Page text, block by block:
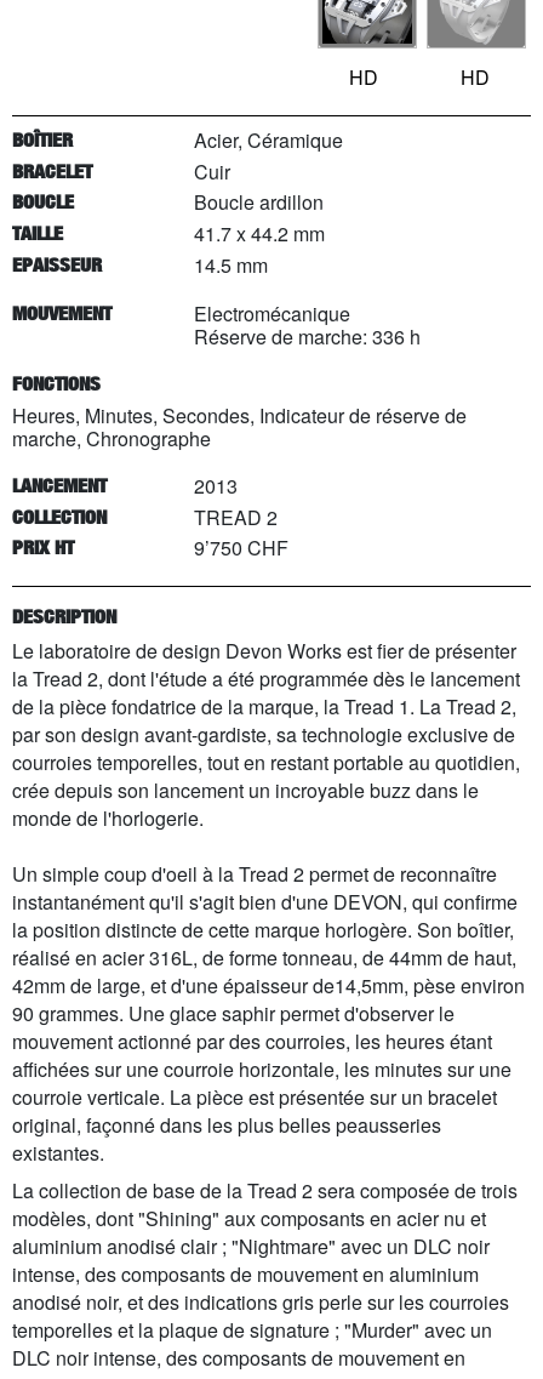
HD HD
BOÎTIER Acier, Céramique
BRACELET Cuir
BOUCLE Boucle ardillon
TAILLE 41.7 x 44.2 mm
EPAISSEUR 14.5 mm
MOUVEMENT
Electromécanique
Réserve de marche: 336 h
FONCTIONS
Heures, Minutes, Secondes, Indicateur de réserve de
marche, Chronographe
LANCEMENT 2013
COLLECTION TREAD 2
PRIX HT 9’750 CHF
DESCRIPTION
Le laboratoire de design Devon Works est fier de présenter
la Tread 2, dont l'étude a été programmée dès le lancement
de la pièce fondatrice de la marque, la Tread 1. La Tread 2,
par son design avant-gardiste, sa technologie exclusive de
courroies temporelles, tout en restant portable au quotidien,
crée depuis son lancement un incroyable buzz dans le
monde de l'horlogerie.
Un simple coup d'oeil à la Tread 2 permet de reconnaître
instantanément qu'il s'agit bien d'une DEVON, qui confirme
la position distincte de cette marque horlogère. Son boîtier,
réalisé en acier 316L, de forme tonneau, de 44mm de haut,
42mm de large, et d'une épaisseur de14,5mm, pèse environ
90 grammes. Une glace saphir permet d'observer le
mouvement actionné par des courroies, les heures étant
affichées sur une courroie horizontale, les minutes sur une
courroie verticale. La pièce est présentée sur un bracelet
original, façonné dans les plus belles peausseries
existantes.
La collection de base de la Tread 2 sera composée de trois
modèles, dont "Shining" aux composants en acier nu et
aluminium anodisé clair ; "Nightmare" avec un DLC noir
intense, des composants de mouvement en aluminium
anodisé noir, et des indications gris perle sur les courroies
temporelles et la plaque de signature ; "Murder" avec un
DLC noir intense, des composants de mouvement en